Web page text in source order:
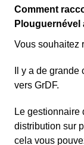
Comment
Plouguernével
Vous souhaitez
Il y a de
vers GrDF.
Le gestionnaire
distribution sur
cela vous